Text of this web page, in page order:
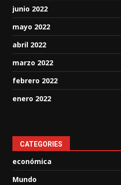
junio 2022
mayo 2022
abril 2022
marzo 2022
febrero 2022
enero 2022
CATEGORIES
económica
Mundo